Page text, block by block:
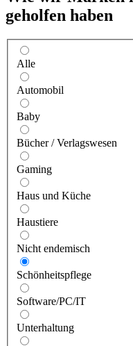
geholfen haben
Alle
Automobil
Baby
Bücher / Verlagswesen
Gaming
Haus und Küche
Haustiere
Nicht endemisch
Schönheitspflege
Software/PC/IT
Unterhaltung